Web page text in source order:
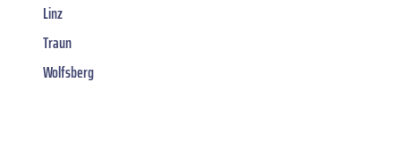
Linz
Traun
Wolfsberg